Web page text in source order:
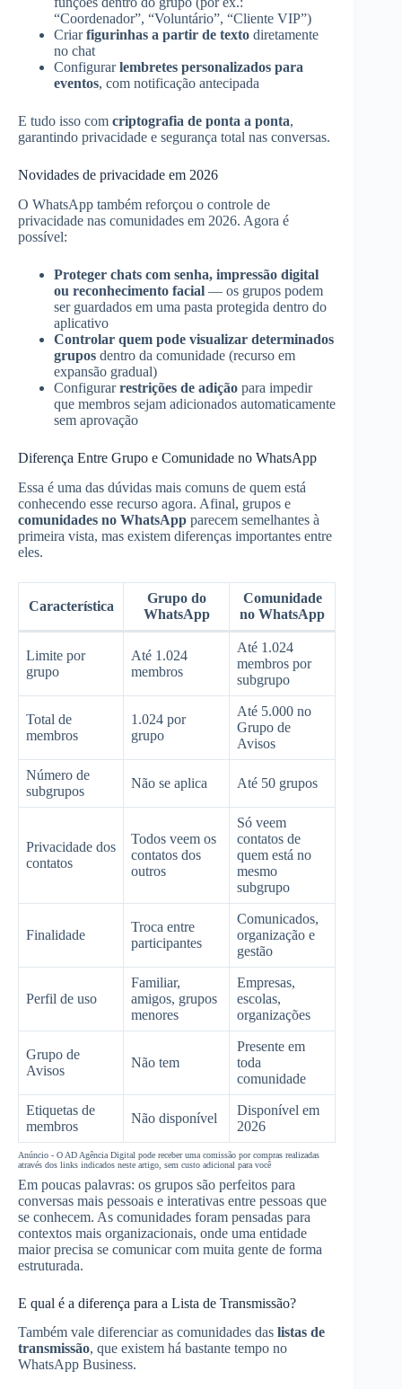
“Coordenador”, “Voluntário”, “Cliente VIP”)
Criarfigurinhas a partir de texto diretamente
no chat
Configurarlembretes personalizados para
eventos, com notificação antecipada
E tudo isso com criptografia de ponta a ponta,
garantindo privacidade e segurança total nas conversas.
Novidades de privacidade em 2026
O WhatsApp também reforçou o controle de
privacidade nas comunidades em 2026. Agora é
possível:
Proteger chats com senha, impressão digital
ou reconhecimento facial — os grupos podem
ser guardados em uma pasta protegida dentro do
aplicativo
Controlar quem pode visualizar determinados
grupos dentro da comunidade (recurso em
expansão gradual)
Configurarrestrições de adição para impedir
que membros sejam adicionados automaticamente
sem aprovação
Diferença Entre Grupo e Comunidade no WhatsApp
Essa é uma das dúvidas mais comuns de quem está
conhecendo esse recurso agora. Afinal, grupos e
comunidades no WhatsApp parecem semelhantes à
primeira vista, mas existem diferenças importantes entre
eles.
Característica
Grupo do
WhatsApp
Comunidade
no WhatsApp
Limite por
grupo
Até 1.024
membros
Até 1.024
membros por
subgrupo
Total de
membros
1.024 por
grupo
Até 5.000 no
Grupo de
Avisos
Número de
subgrupos
Não se aplica Até 50 grupos
Privacidade dos
contatos
Todos veem os
contatos dos
outros
Só veem
contatos de
quem está no
mesmo
subgrupo
Finalidade
Troca entre
participantes
Comunicados,
organização e
gestão
Perfil de uso
Familiar,
amigos, grupos
menores
Empresas,
escolas,
organizações
Grupo de
Avisos
Não tem
Presente em
toda
comunidade
Etiquetas de
membros
Não disponível
Disponível em
2026
Anúncio - O AD Agência Digital pode receber uma comissão por compras realizadas
através dos links indicados neste artigo, sem custo adicional para você
Em poucas palavras: os grupos são perfeitos para
conversas mais pessoais e interativas entre pessoas que
se conhecem. As comunidades foram pensadas para
contextos mais organizacionais, onde uma entidade
maior precisa se comunicar com muita gente de forma
estruturada.
E qual é a diferença para a Lista de Transmissão?
Também vale diferenciar as comunidades das listas de
transmissão, que existem há bastante tempo no
WhatsApp Business.